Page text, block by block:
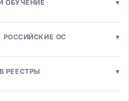
(CPQ)
ОБУЧЕНИЕ ▾
ОС ▾
РЕЕСТРЫ ▾